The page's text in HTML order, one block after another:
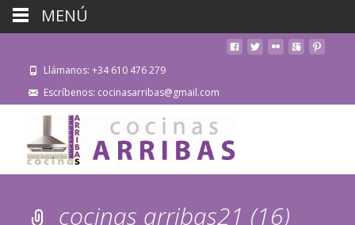
Llámanos: +34 610 476 279
Escríbenos: cocinasarribas@gmail.com
cocinas arribas21 (16)
MENÚ